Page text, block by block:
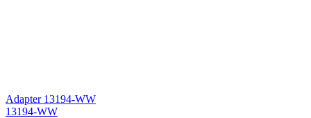
Adapter 13194-WW
13194-WW